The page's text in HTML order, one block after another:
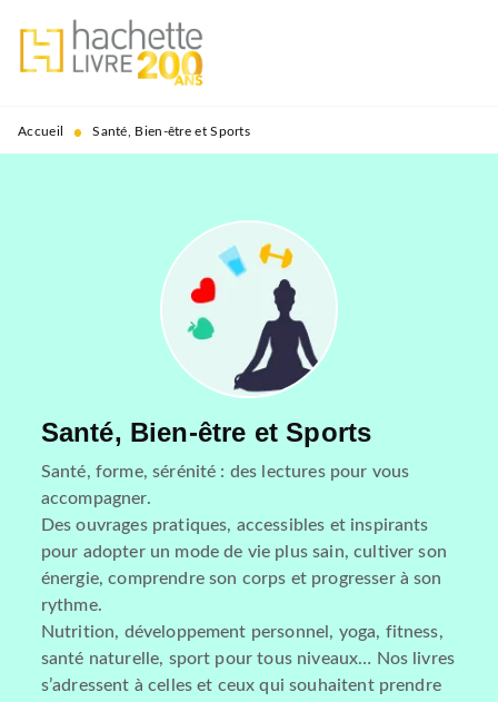
MENU RECHERCHE
PIED DE PAGE
Accueil • Santé, Bien-être et Sports
Santé, Bien-être et Sports
Santé, forme, sérénité : des lectures pour vous
accompagner.
Des ouvrages pratiques, accessibles et inspirants
pour adopter un mode de vie plus sain, cultiver son
énergie, comprendre son corps et progresser à son
rythme.
Nutrition, développement personnel, yoga, fitness,
santé naturelle, sport pour tous niveaux… Nos livres
s’adressent à celles et ceux qui souhaitent prendre